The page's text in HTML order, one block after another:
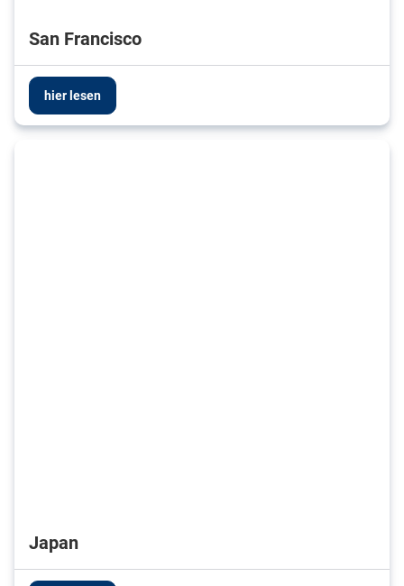
San Francisco
hier lesen
Japan